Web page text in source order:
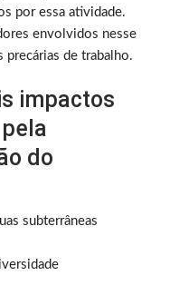
por essa atividade.
envolvidos nesse
precárias de trabalho.
impactos
do
subterrâneas